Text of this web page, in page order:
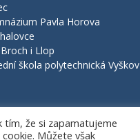
Pavla Horova
Broch i Llop
škola polytechnická Vyškov
tím, že si zapamatujeme
Můžete však